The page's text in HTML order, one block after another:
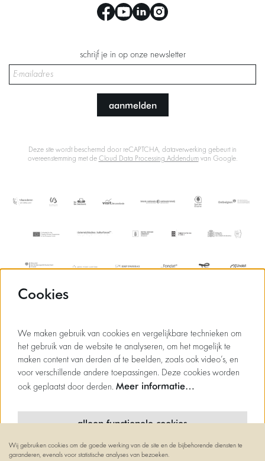
schrijf je in op onze newsletter
aanmelden
Deze site wordt beschermd door reCAPTCHA, dataverwerking gebeurt in
overeenstemming met de Cloud Data Processing Addendumvan Google.
Cookies
We maken gebruik van cookies en vergelijkbare technieken om
het gebruik van de website te analyseren, om het mogelijk te
maken content van derden af te beelden, zoals ook video’s, en
voor verschillende andere toepassingen. Deze cookies worden
ook geplaatst door derden. Meer informatie…
alleen functionele cookies
minimale cookies
Wij gebruiken cookies om de goede werking van de site en de bijbehorende diensten te
garanderen, evenals voor statistische analyses van bezoeken.